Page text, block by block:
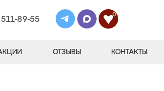
89-55
0
ОТЗЫВЫ КОНТАКТЫ